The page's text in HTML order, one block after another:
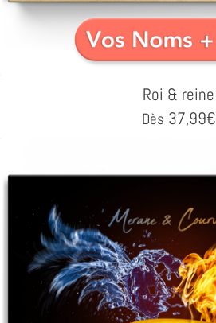
Roi & reine
Dès 37,99€